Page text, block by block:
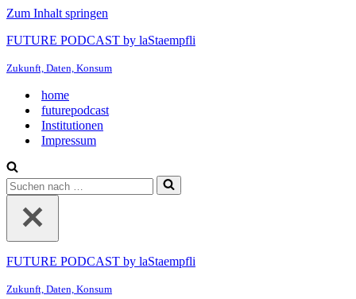
Zum Inhalt springen
FUTURE PODCAST by laStaempfli
Zukunft, Daten, Konsum
home
futurepodcast
Institutionen
Impressum
Suchen
nach …
FUTURE PODCAST by laStaempfli
Zukunft, Daten, Konsum